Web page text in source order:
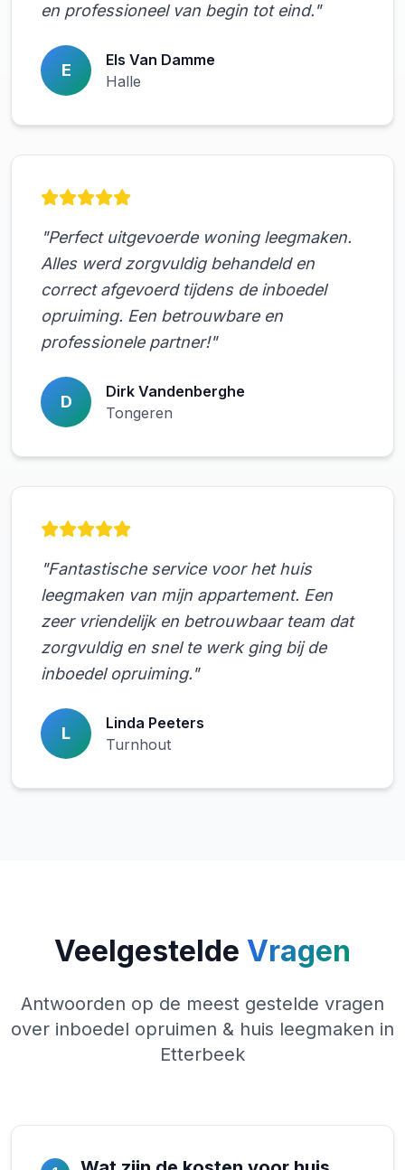
en professioneel van begin tot eind."
E
Els Van Damme
Halle
"Perfect uitgevoerde woning leegmaken.
Alles werd zorgvuldig behandeld en
correct afgevoerd tijdens de inboedel
opruiming. Een betrouwbare en
professionele partner!"
D
Dirk Vandenberghe
Tongeren
"Fantastische service voor het huis
leegmaken van mijn appartement. Een
zeer vriendelijk en betrouwbaar team dat
zorgvuldig en snel te werk ging bij de
inboedel opruiming."
L
Linda Peeters
Turnhout
Veelgestelde Vragen
Antwoorden op de meest gestelde vragen
over inboedel opruimen & huis leegmaken in
Etterbeek